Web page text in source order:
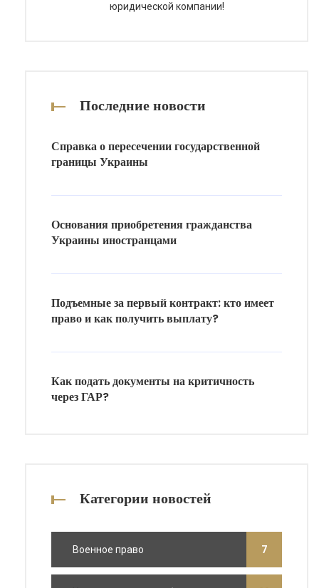
юридической компании!
Последние новости
Справка о пересечении государственной
границы Украины
Основания приобретения гражданства
Украины иностранцами
Подъемные за первый контракт: кто имеет
право и как получить выплату?
Как подать документы на критичность
через ГАР?
Категории новостей
Военное право 7